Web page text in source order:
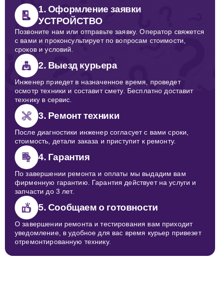
1. Оформление заявки
УСТРОЙСТВО
Позвоните нам или отправьте заявку. Оператор свяжется
с вами и проконсультирует по вопросам стоимости,
сроков и условий.
2. Выезд курьера
Инженер приедет в назначенное время, проведет
осмотр техники и составит смету. Бесплатно доставит
технику в сервис.
3. Ремонт техники
После диагностики инженер согласует с вами сроки,
стоимость, детали заказа и приступит к ремонту.
4. Гарантия
По завершении ремонта и оплаты мы выдадим вам
фирменную гарантию. Гарантия действует на услуги и
запчасти до 3 лет.
5. Сообщаем о готовности
О завершении ремонта и тестирования вам приходит
уведомление, в удобное для вас время курьер привезет
отремонтированную технику.